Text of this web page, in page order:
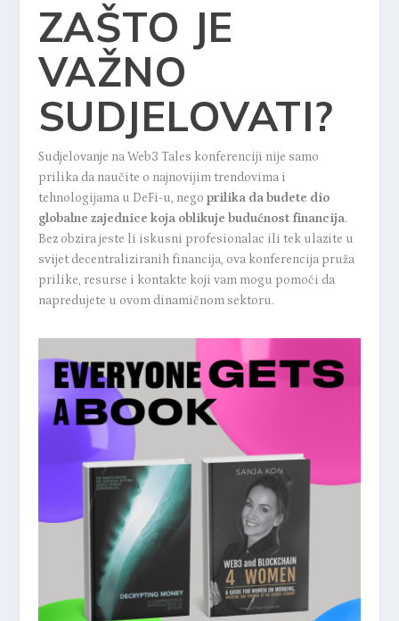
ZAŠTO JE
VAŽNO
SUDJELOVATI?
Sudjelovanje na Web3 Tales konferenciji nije samo
prilika da naučite o najnovijim trendovima i
tehnologijama u DeFi-u, nego prilika da budete dio
globalne zajednice koja oblikuje budućnost financija.
Bez obzira jeste li iskusni profesionalac ili tek ulazite u
svijet decentraliziranih financija, ova konferencija pruža
prilike, resurse i kontakte koji vam mogu pomoći da
napredujete u ovom dinamičnom sektoru.